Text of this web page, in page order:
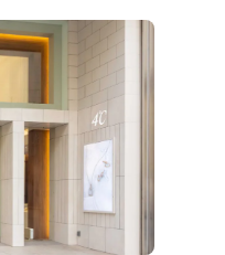
すべてのジュエリー